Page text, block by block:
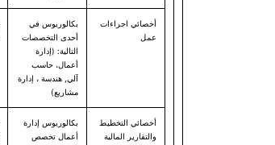
أخصائي اجراءات
عمل
بكالوريوس في
أحدى التخصصات
التالية: (إدارة
أعمال، حاسب
آلي, هندسة ، إدارة
مشاريع)
أخصائي التخطيط
والتقارير المالية
بكالوريوس إدارة
أعمال تخصص